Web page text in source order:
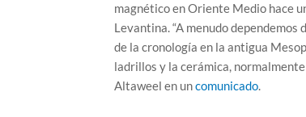
magnético en Oriente Medio hace
Levantina. “A menudo
de la cronología en la antigua
ladrillos y la cerámica,
Altaweel en uncomunicado.